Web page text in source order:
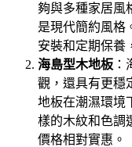
夠與多種家居風
是現代簡約風格
安裝和定期保養
海島型木地板
觀，還具有更穩
地板在潮濕環境
樣的木紋和色調
價格相對實惠。